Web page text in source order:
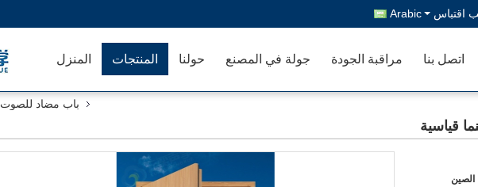
اقتباس Arabic
المنزل المنتجات حولنا جولة في المصنع مراقبة الجودة اتصل بنا
باب مضاد للصوت
قياسية
الصين